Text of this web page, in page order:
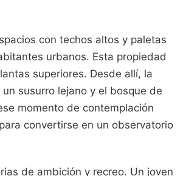
con techos altos y paletas
urbanos. Esta propiedad
superiores. Desde allí, la
susurro lejano y el bosque de
momento de contemplación
convertirse en un observatorio
de ambición y recreo. Un joven